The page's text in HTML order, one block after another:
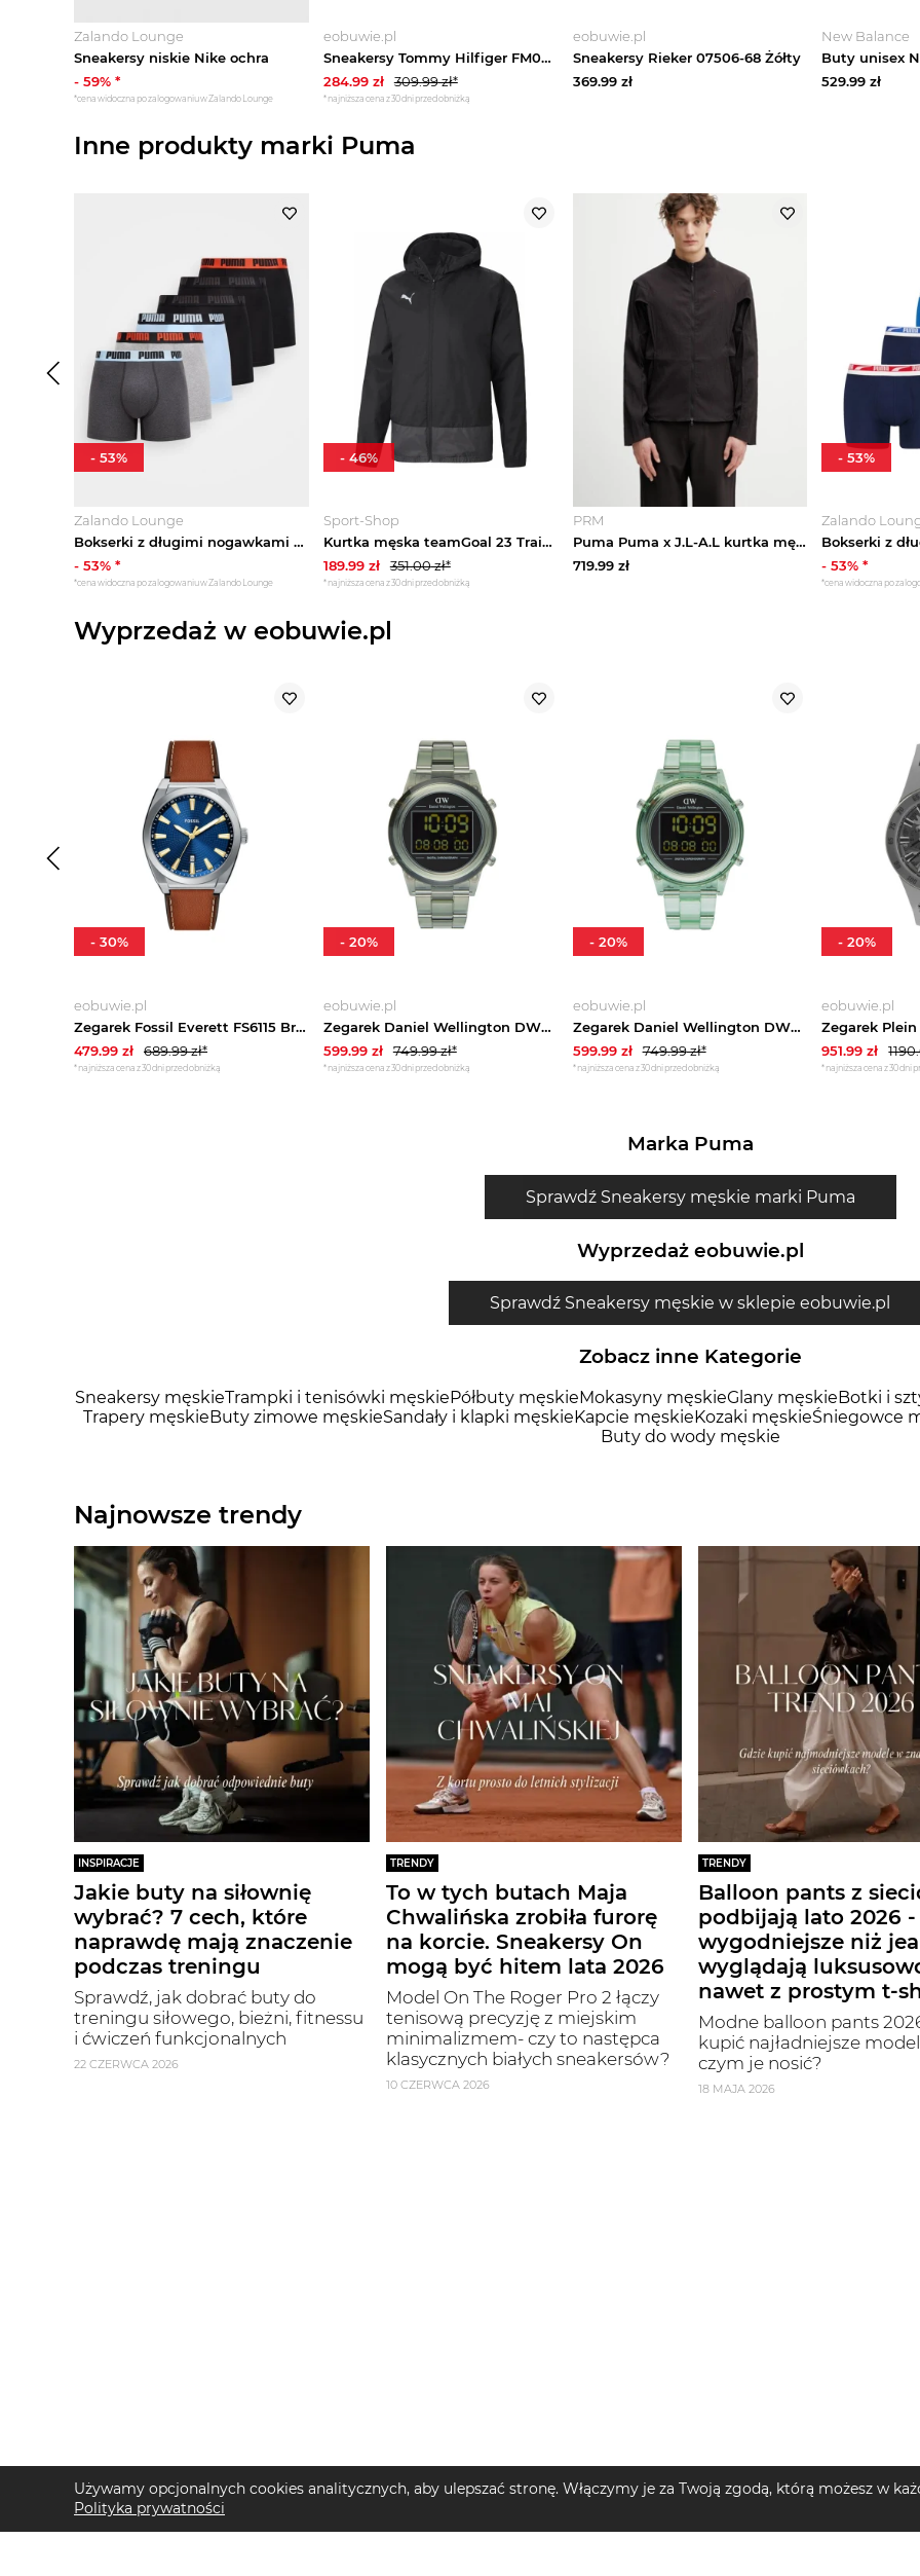
Zalando Lounge
Sneakersy niskie Nike ochra
- 59% *
*cena widoczna po zalogowaniu w Zalando Lounge
eobuwie.pl
Sneakersy Tommy Hilfiger FM0FM05831 Żółty
284.99zł 309.99zł*
*najniższa cena z 30 dni przed obniżką
eobuwie.pl
Sneakersy Rieker 07506-68 Żółty
369.99zł
New Balance
529.99 zł
Inne produkty marki Puma
Zalando Lounge
Bokserki z długimi nogawkami Puma
- 53% *
*cena widoczna po zalogowaniu w Zalando Lounge
- 53%
Sport-Shop
Kurtka męska teamGoal 23 Training Puma Czarny
189.99zł 351.00zł*
*najniższa cena z 30 dni przed obniżką
- 46%
PRM
Puma Puma x J.L-A.L kurtka męska
719.99zł
Zalando
-53% *
*cena widoczna po
-53%
Wyprzedaż w eobuwie.pl
eobuwie.pl
Zegarek Fossil Everett FS6115 Brązowy
479.99 zł 689.99zł*
*najniższa cena z 30 dni przed obniżką
- 30%
eobuwie.pl
Zegarek Daniel Wellington DW00100768 Zielony
599.99zł 749.99zł*
*najniższa cena z 30 dni przed obniżką
- 20%
eobuwie.pl
Zegarek Daniel Wellington DW00100769 Zielony
599.99zł 749.99zł*
*najniższa cena z 30 dni przed obniżką
- 20%
eobuwie.pl
951.99 zł
*najniższa cena z 30 dni
-20%
Marka Puma
Sprawdź Sneakersy męskie marki Puma
Wyprzedaż eobuwie.pl
Sprawdź Sneakersy męskie w sklepie eobuwie.pl
Zobacz inne Kategorie
Sneakersy męskieTrampki i tenisówki męskiePółbuty męskieMokasyny męskieGlany męskieBotki i
Trapery męskieButy zimowe męskieSandały i klapki męskieKapcie męskieKozaki męskieŚniegowce
Buty do wody męskie
Najnowsze trendy
INSPIRACJE
Jakie buty na siłownię
wybrać? 7 cech, które
naprawdę mają znaczenie
podczas treningu
Sprawdź, jak dobrać buty do
treningu siłowego, bieżni, fitnessu
i ćwiczeń funkcjonalnych
22 CZERWCA 2026
TRENDY
To w tych butach Maja
Chwalińska zrobiła furorę
na korcie. Sneakersy On
mogą być hitem lata 2026
Model On The Roger Pro 2 łączy
tenisową precyzję z miejskim
minimalizmem- czy to następca
klasycznych białych sneakersów?
10 CZERWCA 2026
TRENDY
Balloon pants z
podbijają lato 2026 -
wygodniejsze niż
wyglądają
nawet z prostym t-
Modne balloon pants
kupić najładniejsze
czym je nosić?
18 MAJA 2026
Używamy opcjonalnych cookies analitycznych, aby ulepszać stronę. Włączymy je za Twoją zgodą, którą możesz w
Polityka prywatności